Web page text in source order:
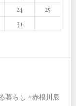
24
25
31
暮らし #赤根川辰